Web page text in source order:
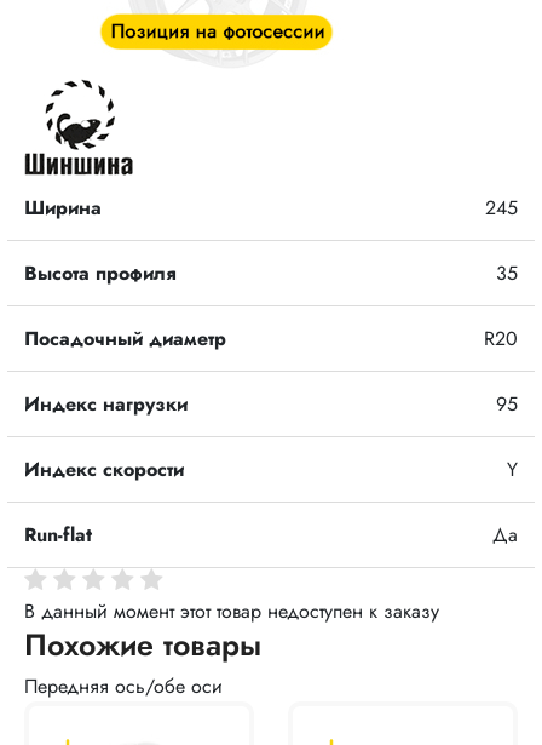
Ширина 245
Высота профиля 35
Посадочный диаметр R20
Индекс нагрузки 95
Индекс скорости Y
Run-flat Да
В данный момент этот товар недоступен к заказу
Похожие товары
Передняя ось/обе оси